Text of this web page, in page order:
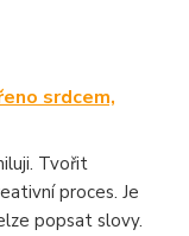
srdcem,
Tvořit
proces. Je
popsat slovy.